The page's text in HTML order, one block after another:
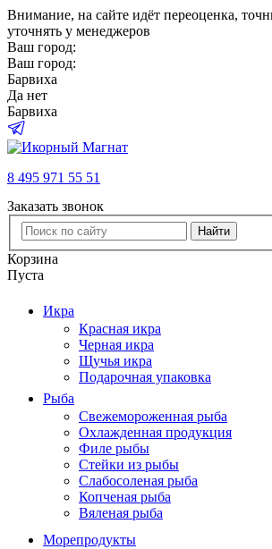
Внимание, на сайте идёт переоценка,
уточнять у менеджеров
Ваш город:
Ваш город:
Барвиха
Да нет
Барвиха
8 495 971 55 51
Заказать звонок
Найти
Корзина
Пуста
Икра
Красная икра
Черная икра
Щучья икра
Подарочная упаковка
Рыба
Свежемороженная рыба
Охлажденная продукция
Филе рыбы
Стейки из рыбы
Слабосоленая рыба
Копченая рыба
Вяленая рыба
Морепродукты